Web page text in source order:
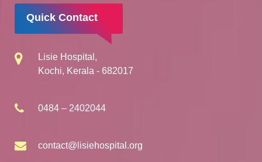
Quick Contact
Lisie Hospital,
Kochi, Kerala - 682017
0484 – 2402044
contact@lisiehospital.org